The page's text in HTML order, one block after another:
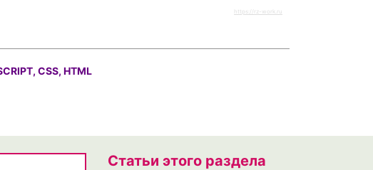
https://rz-work.ru
CSS, HTML
Статьи этого раздела